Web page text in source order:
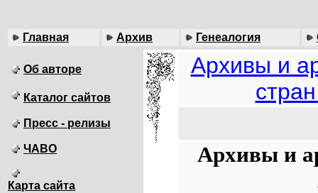
Главная Архив Генеалогия
Об авторе
Каталог сайтов
Пресс - релизы
ЧАВО
Карта сайта
Архивы и
Архивы и